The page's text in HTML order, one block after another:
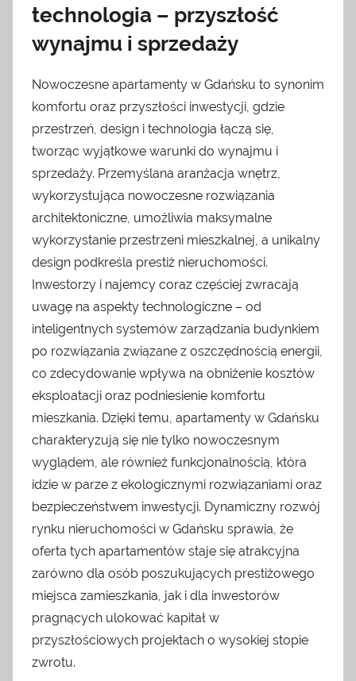
technologia – przyszłość
wynajmu i sprzedaży
Nowoczesne apartamenty w Gdańsku to synonim
komfortu oraz przyszłości inwestycji, gdzie
przestrzeń, design i technologia łączą się,
tworząc wyjątkowe warunki do wynajmu i
sprzedaży. Przemyślana aranżacja wnętrz,
wykorzystująca nowoczesne rozwiązania
architektoniczne, umożliwia maksymalne
wykorzystanie przestrzeni mieszkalnej, a unikalny
design podkreśla prestiż nieruchomości.
Inwestorzy i najemcy coraz częściej zwracają
uwagę na aspekty technologiczne – od
inteligentnych systemów zarządzania budynkiem
po rozwiązania związane z oszczędnością energii,
co zdecydowanie wpływa na obniżenie kosztów
eksploatacji oraz podniesienie komfortu
mieszkania. Dzięki temu, apartamenty w Gdańsku
charakteryzują się nie tylko nowoczesnym
wyglądem, ale również funkcjonalnością, która
idzie w parze z ekologicznymi rozwiązaniami oraz
bezpieczeństwem inwestycji. Dynamiczny rozwój
rynku nieruchomości w Gdańsku sprawia, że
oferta tych apartamentów staje się atrakcyjna
zarówno dla osób poszukujących prestiżowego
miejsca zamieszkania, jak i dla inwestorów
pragnących ulokować kapitał w
przyszłościowych projektach o wysokiej stopie
zwrotu.